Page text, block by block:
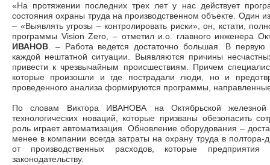
«На протяжении последних трех лет у нас действует
состояния охраны труда на производственном объекте. Один
– «Выявлять угрозы – контролировать риски», он, кстати,
программы Vision Zero, – отметил и.о. главного инженера
ИВАНОВ. – Работа ведется достаточно большая. В
каждой нештатной ситуации. Выявляются причины
привести к чрезвычайным происшествиям. Причем
которые произошли и где пострадали люди, но и
проведенного анализа формируются программы,
По словам Виктора ИВАНОВА на Октябрьской железной
технологических новаций, которые призваны обезопасить
роль играет автоматизация. Обновление оборудования –
менее в компании всегда затраты на охрану труда в
от производственных расходов, которые
законодательству.